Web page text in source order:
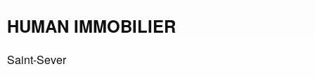
HUMAN IMMOBILIER
Saint-Sever